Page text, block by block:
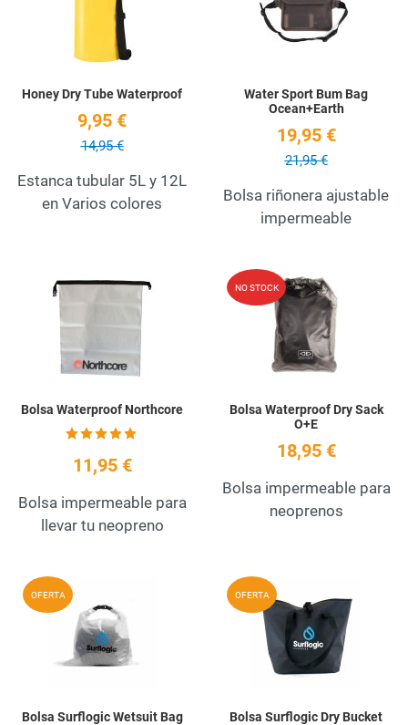
Honey Dry Tube Waterproof
9,95 €
14,95 €
Estanca tubular 5L y 12L
en Varios colores
Water Sport Bum Bag
Ocean+Earth
19,95 €
21,95 €
Bolsa riñonera ajustable
impermeable
Add to Wishlist
Bolsa Waterproof Northcore
11,95 €
Bolsa impermeable para
llevar tu neopreno
NO STOCK
Bolsa Waterproof Dry Sack
O+E
18,95 €
Bolsa impermeable para
neoprenos
OFERTA Add to Wishlist
Quick View
Bolsa Surflogic Wetsuit Bag
OFERTA
Bolsa Surflogic Dry Bucket